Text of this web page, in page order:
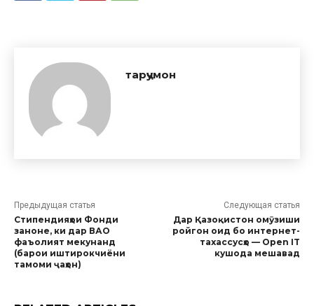
тарҷумон
Предыдущая статья
Стипендияҳои Фонди
заноне, ки дар ВАО
фаъолият мекунанд
(барои иштирокчиёни
тамоми ҷаҳон)
Следующая статья
Дар Қазоқистон омӯзиши
ройгон оид бо интернет-
тахассусҳо — Open IT
кушода мешавад